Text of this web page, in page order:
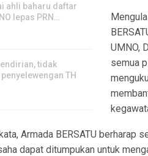
ahli baharu daftar
lepas PRN…
tidak
TH
UMNO,
semua
Armada BERSATU berharap
dapat ditumpukan untuk